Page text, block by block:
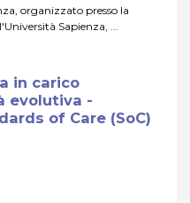
organizzato presso la
Sapienza, ...
in carico
evolutiva -
of Care (SoC)